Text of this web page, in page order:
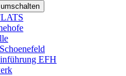
EFH